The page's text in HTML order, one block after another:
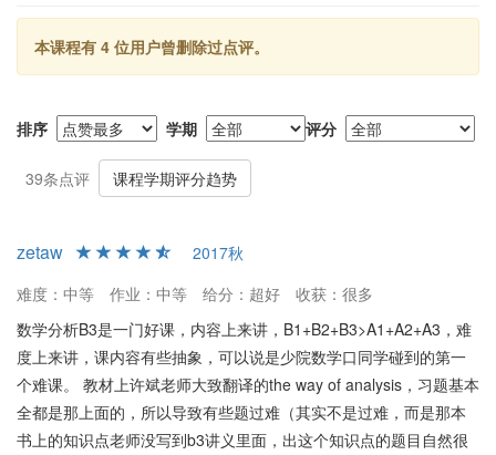
许斌老师的课程给分相对良心，尤其是近年来，为确保不同学生群
体的整体绩点，他对成绩进行了细心调控。有评论提到他的调分公
式如“0.2平时分+0.3min{期中，期末}+0.5max{期中，期末} +2，”确
发。”这些都显示出许老师对待学生成绩的负责态度，且尽力帮助每
常严谨和全面，为学生继续深造现代分析课程打下扎实基础。因
此，想深入学习数学分析并能够应对课程内容挑战的同学，许斌老
修养。即便课程任务繁重，只要深入学习，最后的成绩和成长都会
是令人满意的。
本课程有 4 位用户曾删除过点评。
排序 学期 评分
39条点评 课程学期评分趋势
zetaw
2017秋
难度：中等
作业：中等 给分：超好
收获：很多
数学分析B3是一门好课，内容上来讲，B1+B2+B3>A1+A2+A3，难
度上来讲，课内容有些抽象，可以说是少院数学口同学碰到的第一
个难课。 教材上许斌老师大致翻译的the way of analysis，习题基本
全都是那上面的，所以导致有些题过难（其实不是过难，而是那本
书上的知识点老师没写到b3讲义里面，出这个知识点的题目自然很